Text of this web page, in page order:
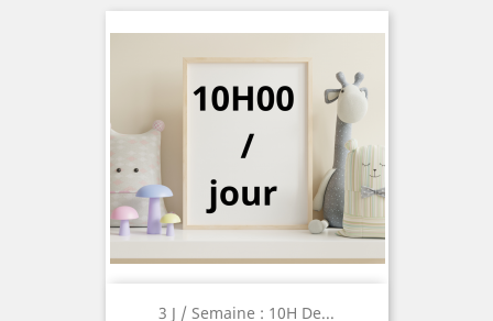
3 J / Semaine : 10H De...